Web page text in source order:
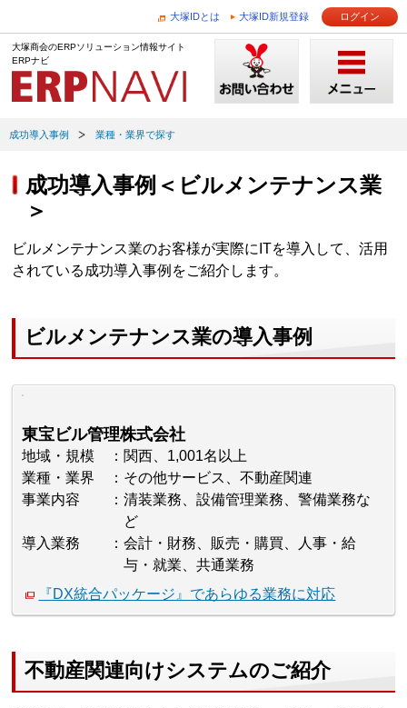
大塚IDとは 大塚ID新規登録 ログイン
大塚商会のERPソリューション情報サイト
ERPナビ
成功導入事例 業種・業界で探す
成功導入事例＜ビルメンテナンス業
＞
ビルメンテナンス業のお客様が実際にITを導入して、活用
されている成功導入事例をご紹介します。
ビルメンテナンス業の導入事例
東宝ビル管理株式会社
地域・規模
関西、1,001名以上
業種・業界
その他サービス、不動産関連
事業内容
清装業務、設備管理業務、警備業務な
ど
導入業務
会計・財務、販売・購買、人事・給
与・就業、共通業務
『DX統合パッケージ』であらゆる業務に対応
不動産関連向けシステムのご紹介